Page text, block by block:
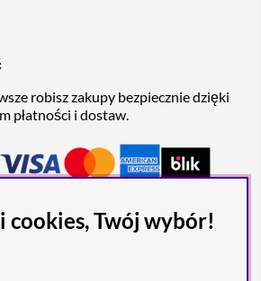
robisz zakupy bezpiecznie dzięki
płatności i dostaw.
cookies, Twój wybór!